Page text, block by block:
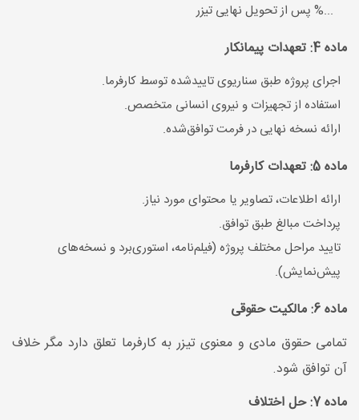
...% پس از تحویل نهایی تیزر
ماده 4: تعهدات پیمانکار
اجرای پروژه طبق سناریوی تاییدشده توسط کارفرما.
استفاده از تجهیزات و نیروی انسانی متخصص.
ارائه نسخه نهایی در فرمت توافق‌شده.
ماده 5: تعهدات کارفرما
ارائه اطلاعات، تصاویر یا محتوای مورد نیاز.
پرداخت مبالغ طبق توافق.
تایید مراحل مختلف پروژه (فیلم‌نامه، استوری‌برد و نسخه‌های
پیش‌نمایش).
ماده 6: مالکیت حقوقی
تمامی حقوق مادی و معنوی تیزر به کارفرما تعلق دارد مگر خلاف
آن توافق شود.
ماده 7: حل اختلاف